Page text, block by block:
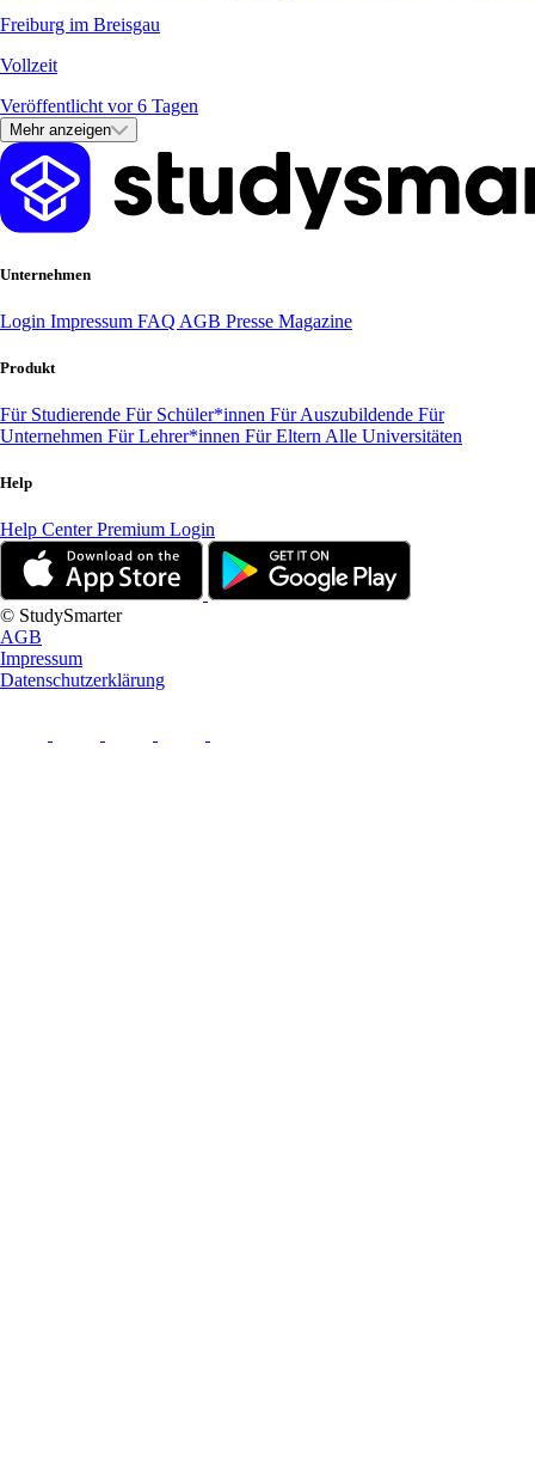
Freiburg im Breisgau
Vollzeit
Veröffentlicht vor 6 Tagen
Mehr anzeigen
Unternehmen
Login Impressum FAQ AGB Presse Magazine
Produkt
Für Studierende Für Schüler*innen Für Auszubildende Für
Unternehmen Für Lehrer*innen Für Eltern Alle Universitäten
Help
Help CenterPremium Login
© StudySmarter
AGB
Impressum
Datenschutzerklärung